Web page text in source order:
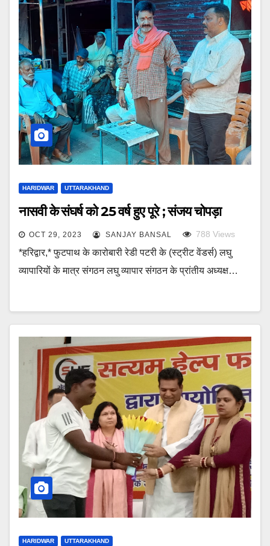
HARIDWAR UTTARAKHAND
नासवी के संघर्ष को 25 वर्ष हुए पूरे ; संजय चोपड़ा
OCT 29, 2023 SANJAY BANSAL 788 Views
*हरिद्वार,* फुटपाथ के कारोबारी रेडी पटरी के (स्ट्रीट वेंडर्स) लघु
व्यापारियों के मात्र संगठन लघु व्यापार संगठन के प्रांतीय अध्यक्ष…
HARIDWAR UTTARAKHAND